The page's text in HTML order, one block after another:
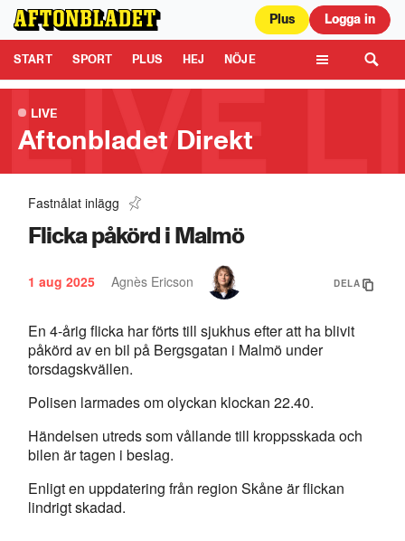
Plus Logga in
START SPORT PLUS HEJ NÖJE
Aftonbladet är en del av Schibsted Media. Schibsted News Media AB är
ansvarig för dina data på denna webbplats.Läs mer här
Tipsa oss
LIVE
Aftonbladet Direkt
Explosion i Malmö: ”Håren på benen reste sig”
1:10
Fastnålat inlägg
Flicka påkörd i Malmö
1 aug 2025 Agnès Ericson DELA
En 4-årig flicka har förts till sjukhus efter att ha blivit
påkörd av en bil på Bergsgatan i Malmö under
torsdagskvällen.
Polisen larmades om olyckan klockan 22.40.
Händelsen utreds som vållande till kroppsskada och
bilen är tagen i beslag.
Enligt en uppdatering från region Skåne är flickan
lindrigt skadad.